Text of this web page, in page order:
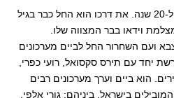
גדי הוא במאי ועורך קומי מעל ל-20 שנה. את דרכו הוא החל כבר בגיל
ועם השחרור החל לביים מערכונים
יחד עם תירס סקסואל, רועי כפרי,
הוא ביים וערך מערכונים רבים
בישראל, ביניהם: גורי אלפי,